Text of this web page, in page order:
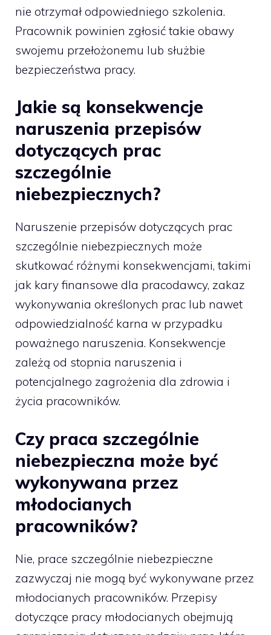
nie otrzymał odpowiedniego szkolenia.
Pracownik powinien zgłosić takie obawy
swojemu przełożonemu lub służbie
bezpieczeństwa pracy.
Jakie są konsekwencje
naruszenia przepisów
dotyczących prac
szczególnie
niebezpiecznych?
Naruszenie przepisów dotyczących prac
szczególnie niebezpiecznych może
skutkować różnymi konsekwencjami, takimi
jak kary finansowe dla pracodawcy, zakaz
wykonywania określonych prac lub nawet
odpowiedzialność karna w przypadku
poważnego naruszenia. Konsekwencje
zależą od stopnia naruszenia i
potencjalnego zagrożenia dla zdrowia i
życia pracowników.
Czy praca szczególnie
niebezpieczna może być
wykonywana przez
młodocianych
pracowników?
Nie, prace szczególnie niebezpieczne
zazwyczaj nie mogą być wykonywane przez
młodocianych pracowników. Przepisy
dotyczące pracy młodocianych obejmują